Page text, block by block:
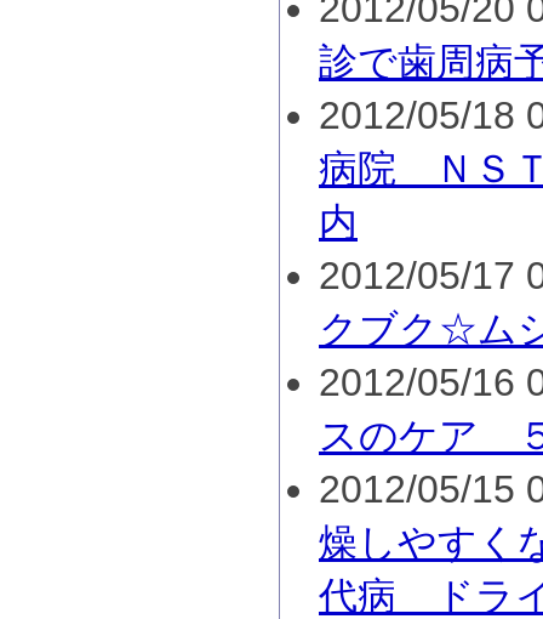
診で歯周病
2012/05/18
病院 ＮＳ
内
2012/05/17
クブク☆ム
2012/05/16
スのケア
2012/05/15
燥しやすく
代病 ドラ